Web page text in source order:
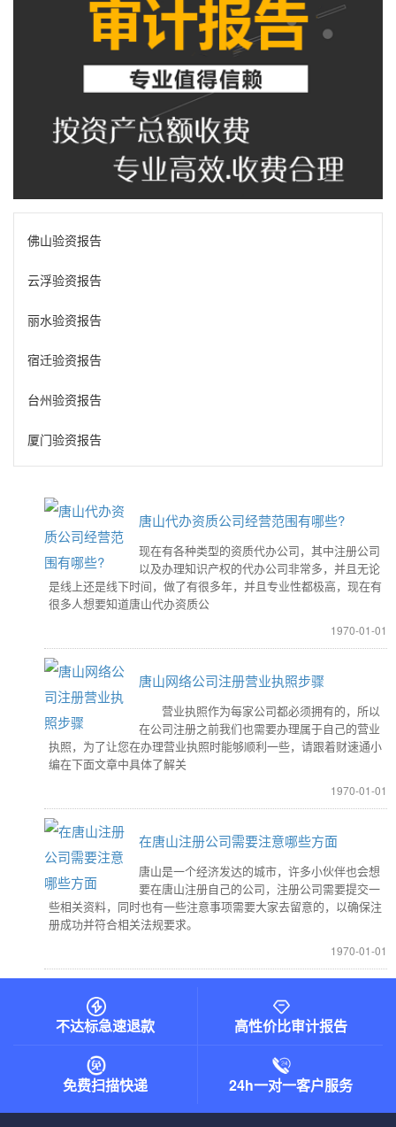
佛山验资报告
云浮验资报告
丽水验资报告
宿迁验资报告
台州验资报告
厦门验资报告
唐山代办资质公司经营范围有哪些?
现在有各种类型的资质代办公司，其中注册公司
以及办理知识产权的代办公司非常多，并且无论
是线上还是线下时间，做了有很多年，并且专业性都极高，现在有
很多人想要知道唐山代办资质公
1970-01-01
唐山网络公司注册营业执照步骤
营业执照作为每家公司都必须拥有的，所以
在公司注册之前我们也需要办理属于自己的营业
执照，为了让您在办理营业执照时能够顺利一些，请跟着财速通小
编在下面文章中具体了解关
1970-01-01
在唐山注册公司需要注意哪些方面
唐山是一个经济发达的城市，许多小伙伴也会想
要在唐山注册自己的公司，注册公司需要提交一
些相关资料，同时也有一些注意事项需要大家去留意的，以确保注
册成功并符合相关法规要求。
1970-01-01
不达标急速退款 高性价比审计报告
免费扫描快递 24h一对一客户服务